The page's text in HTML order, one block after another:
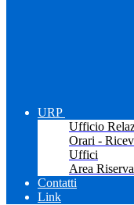
URP
Ufficio
Orari -
Uffici
Area
Contatti
Link